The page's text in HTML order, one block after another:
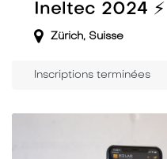
Ineltec 2024 ⚡️
Zürich, Suisse
Inscriptions terminées